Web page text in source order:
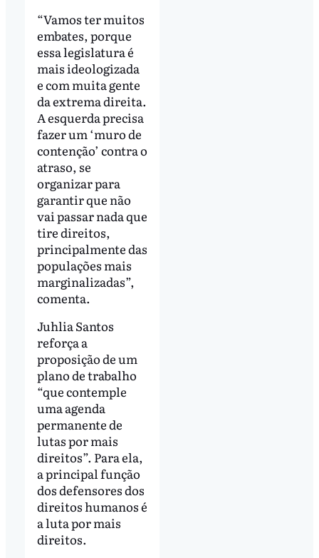
“Vamos ter muitos
embates, porque
essa legislatura é
mais ideologizada
e com muita gente
da extrema direita.
A esquerda precisa
fazer um ‘muro de
contenção’ contra o
atraso, se
organizar para
garantir que não
vai passar nada que
tire direitos,
principalmente das
populações mais
marginalizadas”,
comenta.
Juhlia Santos
reforça a
proposição de um
plano de trabalho
“que contemple
uma agenda
permanente de
lutas por mais
direitos”. Para ela,
a principal função
dos defensores dos
direitos humanos é
a luta por mais
direitos.